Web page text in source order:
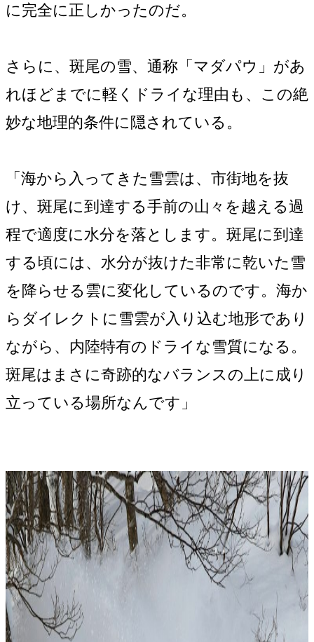
に完全に正しかったのだ。
さらに、斑尾の雪、通称「マダパウ」があ
れほどまでに軽くドライな理由も、この絶
妙な地理的条件に隠されている。
「海から入ってきた雪雲は、市街地を抜
け、斑尾に到達する手前の山々を越える過
程で適度に水分を落とします。斑尾に到達
する頃には、水分が抜けた非常に乾いた雪
を降らせる雲に変化しているのです。海か
らダイレクトに雪雲が入り込む地形であり
ながら、内陸特有のドライな雪質になる。
斑尾はまさに奇跡的なバランスの上に成り
立っている場所なんです」